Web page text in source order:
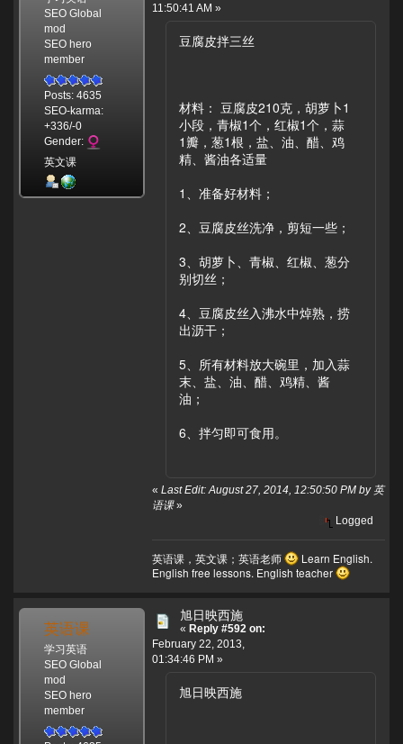
SEO Global
mod
SEO hero
member
Posts: 4635
SEO-karma:
+336/-0
Gender:
英文课
11:50:41 AM »
豆腐皮拌三丝
材料： 豆腐皮210克，胡萝卜1
小段，青椒1个，红椒1个，蒜
1瓣，葱1根，盐、油、醋、鸡
精、酱油各适量
1、准备好材料；
2、豆腐皮丝洗净，剪短一些；
3、胡萝卜、青椒、红椒、葱分
别切丝；
4、豆腐皮丝入沸水中焯熟，捞
出沥干；
5、所有材料放大碗里，加入蒜
末、盐、油、醋、鸡精、酱
油；
6、拌匀即可食用。
« Last Edit: August 27, 2014, 12:50:50 PM by 英
语课»
Logged
英语课，英文课；英语老师
Learn English.
English free lessons. English teacher
英语课
学习英语
SEO Global
mod
SEO hero
member
旭日映西施
« Reply #592 on:
February 22, 2013,
01:34:46 PM »
旭日映西施